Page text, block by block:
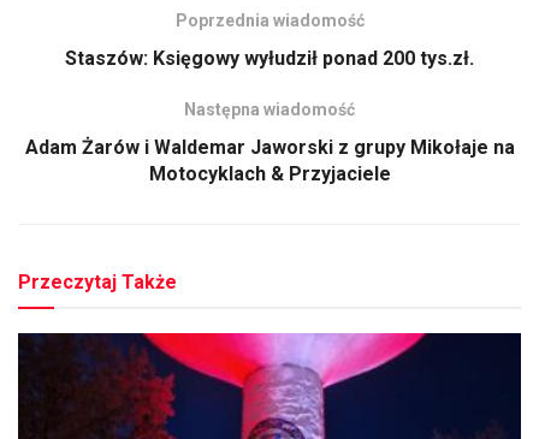
Poprzednia wiadomość
Staszów: Księgowy wyłudził ponad 200 tys.zł.
Następna wiadomość
Adam Żarów i Waldemar Jaworski z grupy Mikołaje na
Motocyklach & Przyjaciele
Przeczytaj Także